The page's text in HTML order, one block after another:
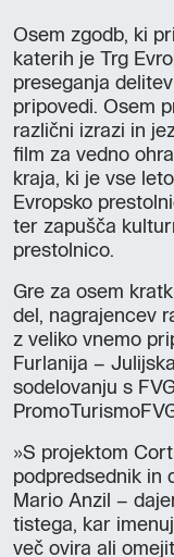
Osem zgodb, ki
katerih je Trg
preseganja
pripovedi. Osem
različni izrazi in
film za vedno
kraja, ki je vse
Evropsko
ter zapušča
prestolnico.
Gre za osem
del, nagrajencev
z veliko vnemo
Furlanija –
sodelovanju s
»S projektom
podpredsednik in
Mario Anzil –
tistega, kar
več ovira ali